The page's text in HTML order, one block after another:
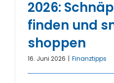
2026:
finden und
shoppen
16. Juni 2026 | Finanztipps